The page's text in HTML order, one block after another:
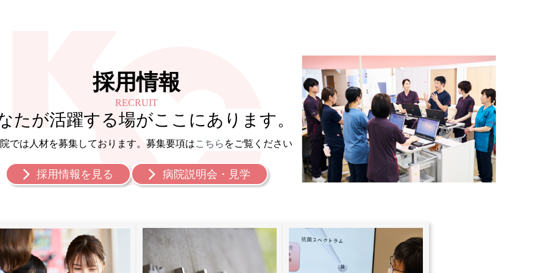
採用情報
RECRUIT
たが活躍する場がここにあります。
では人材を募集しております。 募集要項はこちら をご覧ください
採用情報を見る 病院説明会・見学